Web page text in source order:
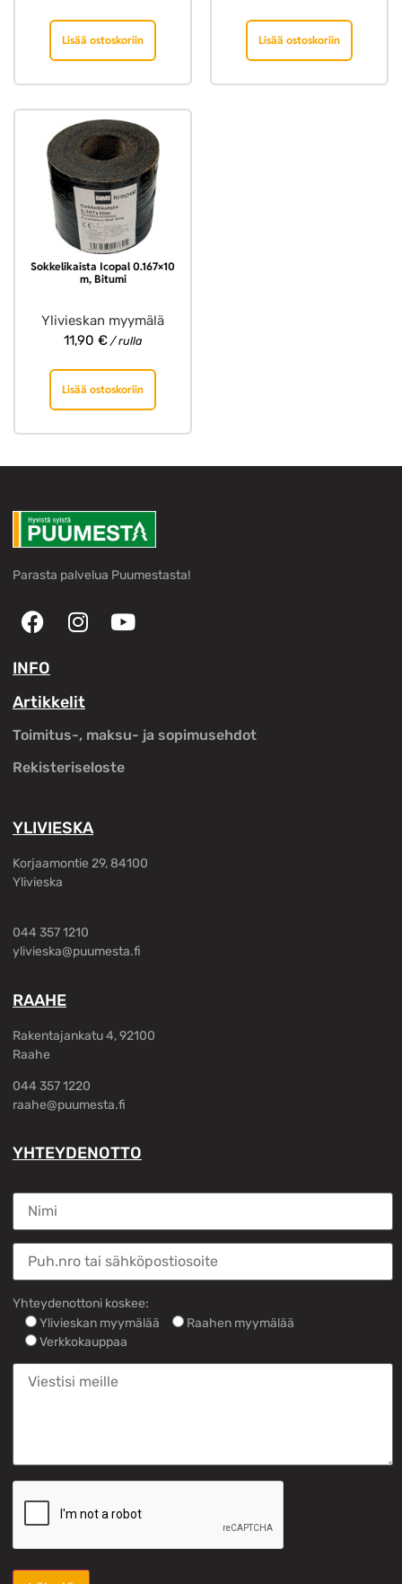
Lisää ostoskoriin Lisää ostoskoriin
Sokkelikaista Icopal 0.167×10
m, Bitumi
Ylivieskan myymälä
11,90 € / rulla
Lisää ostoskoriin
Parasta palvelua Puumestasta!
INFO
Artikkelit
Toimitus-, maksu- ja sopimusehdot
Rekisteriseloste
YLIVIESKA
Korjaamontie 29, 84100
Ylivieska
044 357 1210
ylivieska@puumesta.fi
RAAHE
Rakentajankatu 4, 92100
Raahe
044 357 1220
raahe@puumesta.fi
YHTEYDENOTTO
Yhteydenottoni koskee:
Ylivieskan myymälää
Raahen myymälää
Verkkokauppaa